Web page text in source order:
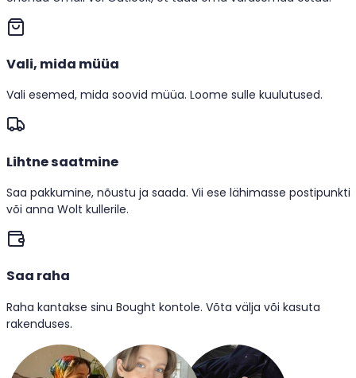
Vali, mida müüa
Vali esemed, mida soovid müüa. Loome sulle kuulutused.
Lihtne saatmine
Saa pakkumine, nõustu ja saada. Vii ese lähimasse postipunkti
või anna Wolt kullerile.
Saa raha
Raha kantakse sinu Bought kontole. Võta välja või kasuta
rakenduses.